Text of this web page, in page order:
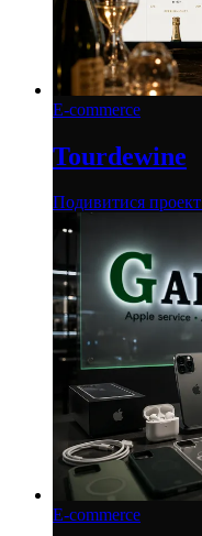
E-commerce
Tourdewine
Подивитися проект
E-commerce